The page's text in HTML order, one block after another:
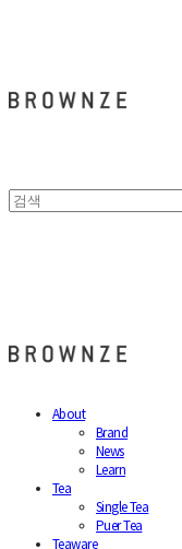
About
Brand
News
Learn
Tea
Single Tea
Puer Tea
Teaware